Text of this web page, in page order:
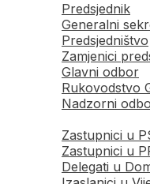
Predsjednik
Generalni
Predsjedništvo
Zamjenici
Glavni odbor
Rukovodstvo
Nadzorni
Zastupnici u
Zastupnici u
Delegati u